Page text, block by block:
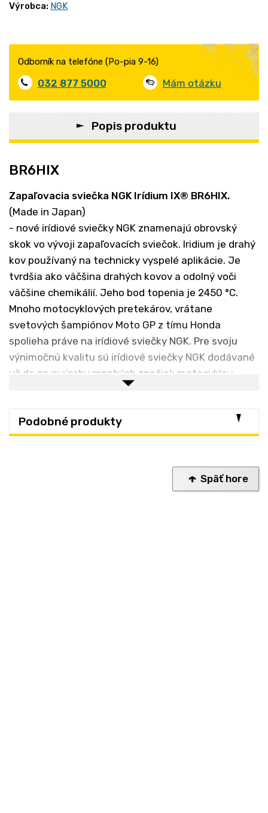
Výrobca: NGK
Odborník na telefóne (Po-pia 9-16)
032 877 5000 Mám otázku
Popis produktu
BR6HIX
Zapaľovacia sviečka NGK Irídium IX® BR6HIX.
(Made in Japan)
- nové irídiové sviečky NGK znamenajú obrovský
skok vo vývoji zapaľovacích sviečok. Iridium je drahý
kov používaný na technicky vyspelé aplikácie. Je
tvrdšia ako väčšina drahých kovov a odolný voči
väčšine chemikálií. Jeho bod topenia je 2450 °C.
Mnoho motocyklových pretekárov, vrátane
svetových šampiónov Moto GP z tímu Honda
spolieha práve na irídiové sviečky NGK. Pre svoju
výnimočnú kvalitu sú irídiové sviečky NGK dodávané
už do prvovýroby mnohých značiek motocyklov.
Lepšia efektivita zapaľovania
Rýchlejšie štartovanie a pokojnejší chod
Podobné produkty
Späť hore